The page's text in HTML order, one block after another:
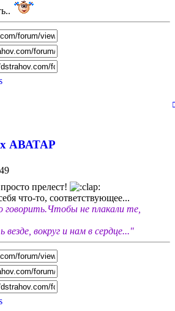
АВАТАР
прелест!
что-то, соответствующее...
не плакали те,
вокруг и нам в сердце..."